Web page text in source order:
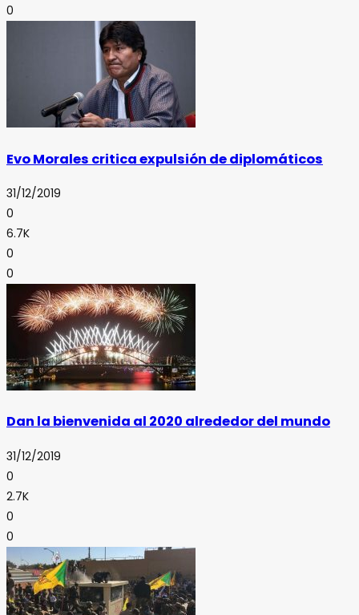
0
Evo Morales critica expulsión de diplomáticos
31/12/2019
0
6.7K
0
0
Dan la bienvenida al 2020 alrededor del mundo
31/12/2019
0
2.7K
0
0